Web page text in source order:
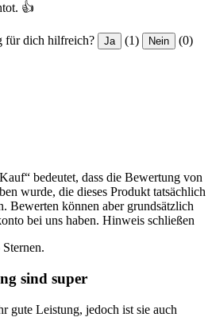
👍
für dich hilfreich? Ja (1) Nein (0)
bedeutet, dass die Bewertung von
wurde, die dieses Produkt tatsächlich
Bewerten können aber grundsätzlich
bei uns haben. Hinweis schließen
sind super
gute Leistung, jedoch ist sie auch